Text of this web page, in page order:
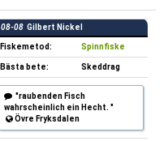
08-08 Gilbert Nickel
Fiskemetod: Spinnfiske
Bästa bete: Skeddrag
"raubenden Fisch
wahrscheinlich ein Hecht. "
Övre Fryksdalen